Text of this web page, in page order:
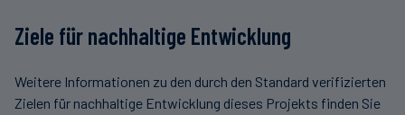
Ziele für nachhaltige Entwicklung
Weitere Informationen zu den durch den Standard verifizierten
Zielen für nachhaltige Entwicklung dieses Projekts finden Sie